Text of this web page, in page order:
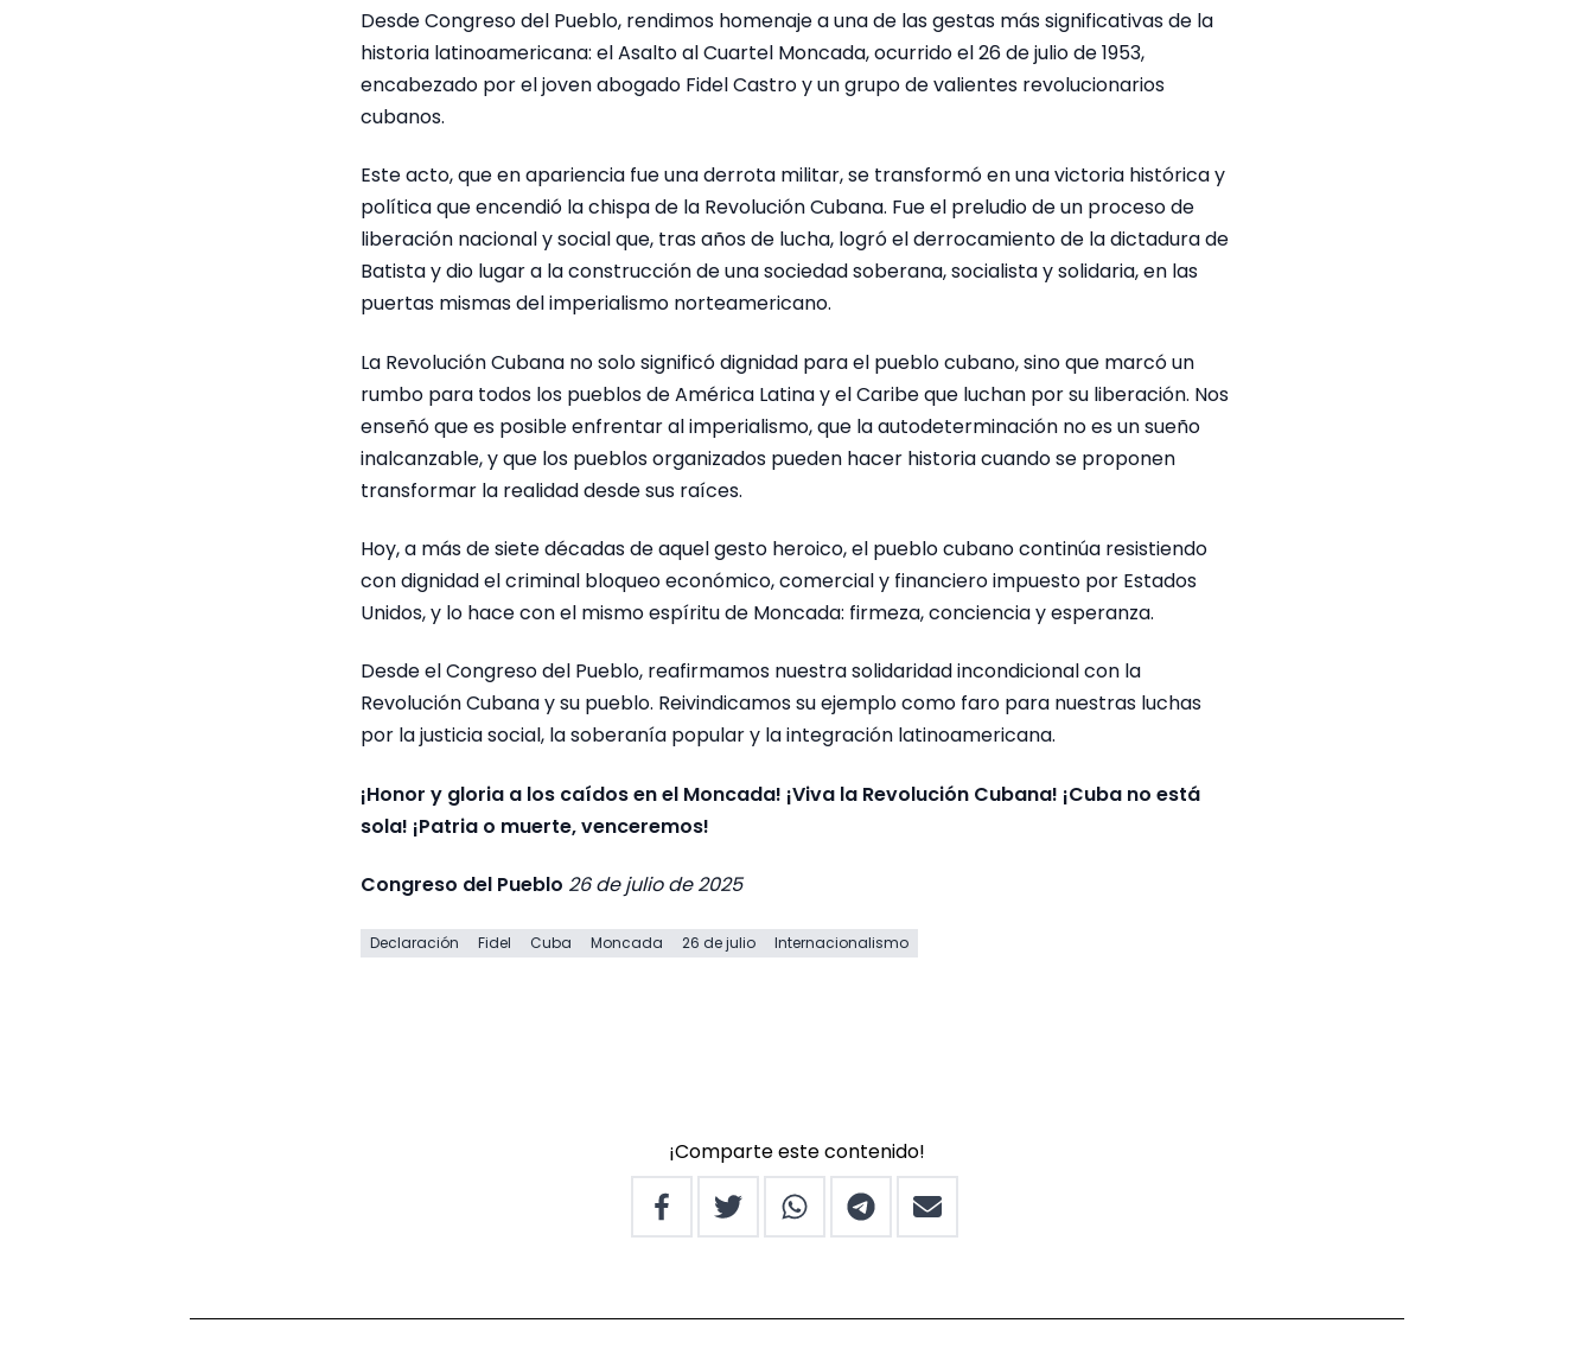
Desde Congreso del Pueblo, rendimos homenaje a una de las gestas más significativas de la
historia latinoamericana: el Asalto al Cuartel Moncada, ocurrido el 26 de julio de 1953,
encabezado por el joven abogado Fidel Castro y un grupo de valientes revolucionarios
cubanos.
Este acto, que en apariencia fue una derrota militar, se transformó en una victoria histórica y
política que encendió la chispa de la Revolución Cubana. Fue el preludio de un proceso de
liberación nacional y social que, tras años de lucha, logró el derrocamiento de la dictadura de
Batista y dio lugar a la construcción de una sociedad soberana, socialista y solidaria, en las
puertas mismas del imperialismo norteamericano.
La Revolución Cubana no solo significó dignidad para el pueblo cubano, sino que marcó un
rumbo para todos los pueblos de América Latina y el Caribe que luchan por su liberación. Nos
enseñó que es posible enfrentar al imperialismo, que la autodeterminación no es un sueño
inalcanzable, y que los pueblos organizados pueden hacer historia cuando se proponen
transformar la realidad desde sus raíces.
Hoy, a más de siete décadas de aquel gesto heroico, el pueblo cubano continúa resistiendo
con dignidad el criminal bloqueo económico, comercial y financiero impuesto por Estados
Unidos, y lo hace con el mismo espíritu de Moncada: firmeza, conciencia y esperanza.
Desde el Congreso del Pueblo, reafirmamos nuestra solidaridad incondicional con la
Revolución Cubana y su pueblo. Reivindicamos su ejemplo como faro para nuestras luchas
por la justicia social, la soberanía popular y la integración latinoamericana.
¡Honor y gloria a los caídos en el Moncada! ¡Viva la Revolución Cubana! ¡Cuba no está
sola! ¡Patria o muerte, venceremos!
Congreso del Pueblo 26 de julio de 2025
Declaración Fidel Cuba Moncada 26 de julio Internacionalismo
¡Comparte este contenido!